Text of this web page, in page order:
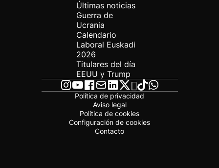
Últimas noticias
Guerra de
Ucrania
Calendario
Laboral Euskadi
2026
Titulares del día
EEUU y Trump
Política de privacidad
Aviso legal
Política de cookies
Configuración de cookies
Contacto